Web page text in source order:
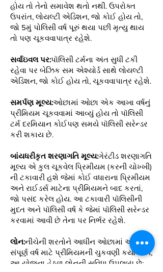
હોય તો તેનો સમાવેશ થતો નથી. ઉપરોક્ત
ઉપરાંત, લોયલ્ટી એડિશન, જો કોઈ હોય તો,
જો 5મું પોલિસી વર્ષ પૂરું થયા પછી મૃત્યુ થાય
તો પણ ચૂકવવાપાત્ર રહેશે.
સર્વાઇવલ પર:પૉલિસી ટર્મના અંત સુધી ટકી
રહેવા પર બેઝિક સમ એશ્યોર્ડ સાથે લોયલ્ટી
એડિશન, જો કોઈ હોય તો, ચૂકવવાપાત્ર રહેશે.
સમર્પણ મૂલ્ય:ઓછામાં ઓછા એક આખા વર્ષનું
પ્રીમિયમ ચૂકવવામાં આવ્યું હોય તો પૉલિસી
ટર્મ દરમિયાન કોઈપણ સમયે પૉલિસી સરેન્ડર
કરી શકાય છે.
બાંયધરીકૃત શરણાગતિ મૂલ્ય:ગેરંટીડ શરણાગતિ
મૂલ્ય એ કુલ ચૂકવેલ પ્રિમીયમ (કરની ચોખ્ખી)
ની ટકાવારી હશે જેમાં કોઈ વધારાના પ્રિમીયમ
અને રાઈડર્સ માટેના પ્રીમિયમને બાદ કરતાં,
જો પસંદ કરેલ હોય. આ ટકાવારી પૉલિસીની
મુદત અને પૉલિસી વર્ષ કે જેમાં પૉલિસી સરેન્ડર
કરવામાં આવી છે તેના પર નિર્ભર રહેશે.
લોન:નીચેની શરતોને આધીન ઓછામાં ઓછા 3
સંપૂર્ણ વર્ષ માટે પ્રીમિયમની ચુકવણી કર્યા પછી,
આ યોજના હેઠળ લોનની સુવિધા ઉપલબ્ધ છે: